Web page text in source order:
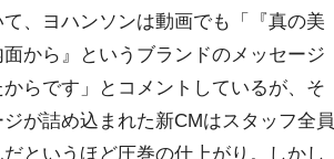
、ヨハンソンは動画でも「『真の美
面から』というブランドのメッセージ
らです」とコメントしているが、そ
が詰め込まれた新CMはスタッフ全員
というほど圧巻の仕上がり。しかし